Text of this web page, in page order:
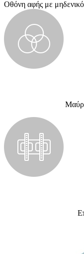
Οθόνη αφής με μηδενικό